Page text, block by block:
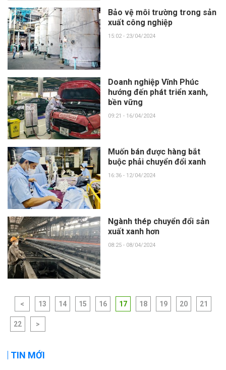
Bảo vệ môi trường trong sản
xuất công nghiệp
15:02 - 23/04/2024
Doanh nghiệp Vĩnh Phúc
hướng đến phát triển xanh,
bền vững
09:21 - 16/04/2024
Muốn bán được hàng bắt
buộc phải chuyển đổi xanh
16:36 - 12/04/2024
Ngành thép chuyển đổi sản
xuất xanh hơn
08:25 - 08/04/2024
< 13 14 15 16 17 18 19 20 21
22 >
TIN MỚI